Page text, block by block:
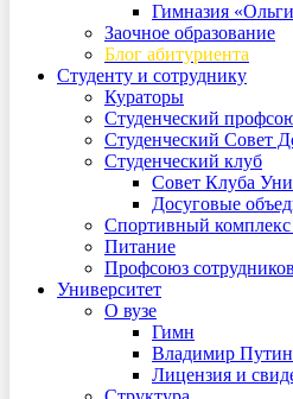
Гимназия
Заочное образование
Блог абитуриента
Студенту и сотруднику
Кураторы
Студенческий
Студенческий Совет
Студенческий клуб
Совет Клуба
Досуговые
Спортивный
Питание
Профсоюз сотрудников
Университет
О вузе
Гимн
Владимир
Лицензия и